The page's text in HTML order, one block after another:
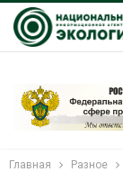
Главная Разное